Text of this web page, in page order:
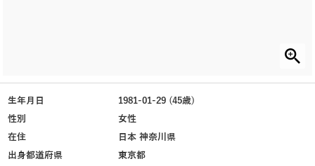
生年月日
1981-01-29 (45歳)
性別
女性
在住
日本 神奈川県
出身都道府県
東京都